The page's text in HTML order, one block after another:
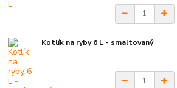
Kotlík na ryby 6 L - smaltovaný